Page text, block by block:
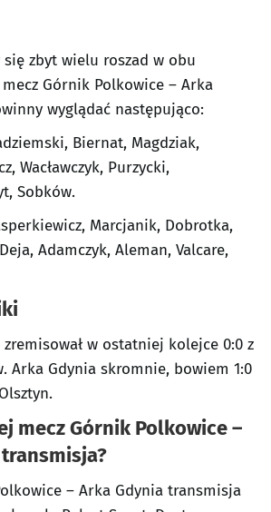
zbyt wielu roszad w obu
Górnik Polkowice – Arka
wyglądać następująco:
Biernat, Magdziak,
Wacławczyk, Purzycki,
Sobków.
Marcjanik, Dobrotka,
Adamczyk, Aleman, Valcare,
w ostatniej kolejce 0:0 z
Arka Gdynia skromnie, bowiem 1:0
mecz Górnik Polkowice –
– Arka Gdynia transmisja